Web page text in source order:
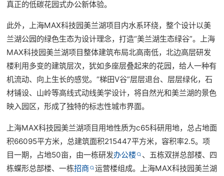
真正的低碳花园式办公新体验。
此外，上海MAX科技园美兰湖项目内水系环绕，整个设计以美
兰湖公园的绿色生态为设计理念，打造“美兰湖生态绿谷”。上海
MAX科技园美兰湖项目整体建筑布局北高南低，北边高层研发
楼利用多变的建筑层次，犹如多座层叠起来的花园，给人一种有
机流动、向上生长的感觉。“梯田V谷”层层退台、层层绿化，石
材铺设、山岭等高线式动线美学设计，将自然光和美兰湖的景色
映入园区，形成了独特的标志性城市界面。
上海MAX科技园美兰湖项目用地性质为c65科研用地，总占地面
积66095平方米，总建筑面积215447平方米，容积率2.5。项
目一期，占地50亩，由一栋研发办公楼
、五栋双拼总部楼、四
栋蝶形总部楼、一栋招商
运营楼组成。上海MAX科技园美兰湖